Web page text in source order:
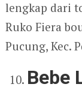
lengkap dari
Ruko Fiera
Pucung, Kec.
Bebe